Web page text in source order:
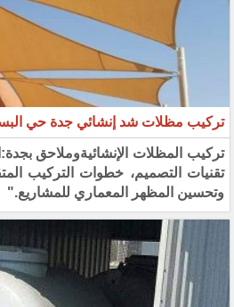
تركيب مظلات شد إنشائي جدة حي
تركيب المظلات الإنشائيةوملاحق
تقنيات التصميم، خطوات التركيب
وتحسين المظهر المعماري للمشاريع."